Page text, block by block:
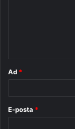
Ad *
E-posta *